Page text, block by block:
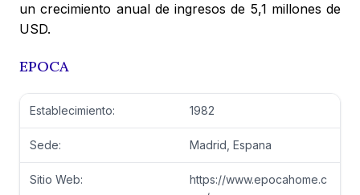
un crecimiento anual de ingresos de 5,1 millones de
USD.
EPOCA
Establecimiento: 1982
Sede: Madrid, Espana
Sitio Web:
https://www.epocahome.c